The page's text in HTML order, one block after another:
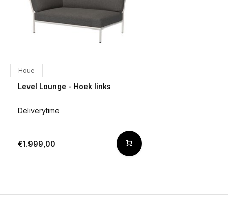
Houe
Level Lounge - Hoek links
Deliverytime
€1.999,00